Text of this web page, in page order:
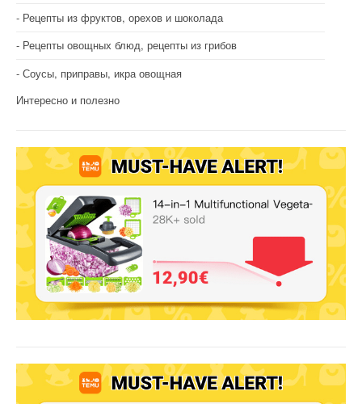
Рецепты из фруктов, орехов и шоколада
Рецепты овощных блюд, рецепты из грибов
Соусы, приправы, икра овощная
Интересно и полезно